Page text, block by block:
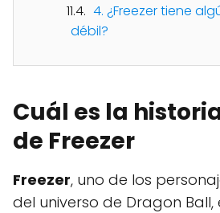
4. ¿Freezer tiene
débil?
Cuál es la
de Freezer
Freezer, uno de los
del universo de Dragon